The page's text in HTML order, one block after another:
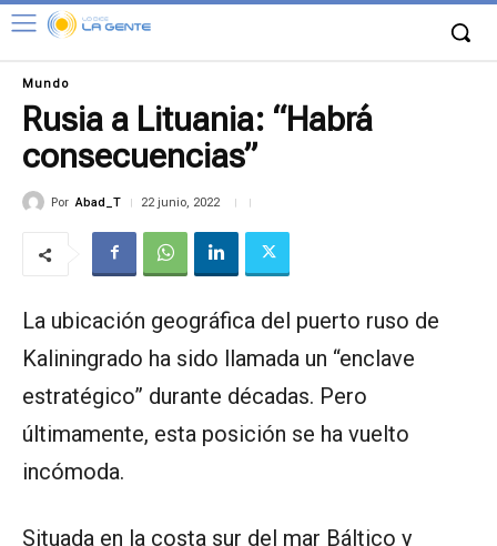
Mundo
Rusia a Lituania: “Habrá
consecuencias”
Por Abad_T 22 junio, 2022
La ubicación geográfica del puerto ruso de
Kaliningrado ha sido llamada un “enclave
estratégico” durante décadas. Pero
últimamente, esta posición se ha vuelto
incómoda.
Situada en la costa sur del mar Báltico y